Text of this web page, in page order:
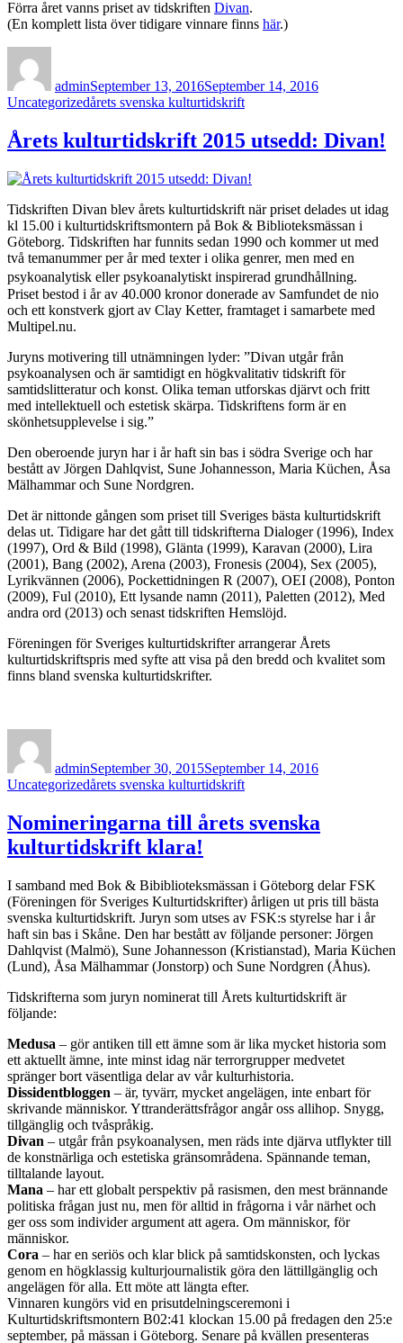
Förra året vanns priset av tidskriften Divan.
(En komplett lista över tidigare vinnare finns här.)
adminSeptember 13, 2016September 14, 2016
UncategorizedTags
årets svenska kulturtidskrift
Årets kulturtidskrift 2015 utsedd: Divan!
Tidskriften Divan blev årets kulturtidskrift när priset delades ut idag
kl 15.00 i kulturtidskriftsmontern på Bok & Biblioteksmässan i
Göteborg. Tidskriften har funnits sedan 1990 och kommer ut med
två temanummer per år med texter i olika genrer, men med en
psykoanalytisk eller psykoanalytiskt inspirerad grundhållning.
Priset bestod i år av 40.000 kronor donerade av Samfundet de nio
och ett konstverk gjort av Clay Ketter, framtaget i samarbete med
Multipel.nu.
Juryns motivering till utnämningen lyder: ”Divan utgår från
psykoanalysen och är samtidigt en högkvalitativ tidskrift för
samtidslitteratur och konst. Olika teman utforskas djärvt och fritt
med intellektuell och estetisk skärpa. Tidskriftens form är en
skönhetsupplevelse i sig.”
Den oberoende juryn har i år haft sin bas i södra Sverige och har
bestått av Jörgen Dahlqvist, Sune Johannesson, Maria Küchen, Åsa
Mälhammar och Sune Nordgren.
Det är nittonde gången som priset till Sveriges bästa kulturtidskrift
delas ut. Tidigare har det gått till tidskrifterna Dialoger (1996), Index
(1997), Ord & Bild (1998), Glänta (1999), Karavan (2000), Lira
(2001), Bang (2002), Arena (2003), Fronesis (2004), Sex (2005),
Lyrikvännen (2006), Pockettidningen R (2007), OEI (2008), Ponton
(2009), Ful (2010), Ett lysande namn (2011), Paletten (2012), Med
andra ord (2013) och senast tidskriften Hemslöjd.
Föreningen för Sveriges kulturtidskrifter arrangerar Årets
kulturtidskriftspris med syfte att visa på den bredd och kvalitet som
finns bland svenska kulturtidskrifter.
adminSeptember 30, 2015September 14, 2016
UncategorizedTags
årets svenska kulturtidskrift
Nomineringarna till årets svenska
kulturtidskrift klara!
I samband med Bok & Bibiblioteksmässan i Göteborg delar FSK
(Föreningen för Sveriges Kulturtidskrifter) årligen ut pris till bästa
svenska kulturtidskrift. Juryn som utses av FSK:s styrelse har i år
haft sin bas i Skåne. Den har bestått av följande personer: Jörgen
Dahlqvist (Malmö), Sune Johannesson (Kristianstad), Maria Küchen
(Lund), Åsa Mälhammar (Jonstorp) och Sune Nordgren (Åhus).
Tidskrifterna som juryn nominerat till Årets kulturtidskrift är
följande:
Medusa – gör antiken till ett ämne som är lika mycket historia som
ett aktuellt ämne, inte minst idag när terrorgrupper medvetet
spränger bort väsentliga delar av vår kulturhistoria.
Dissidentbloggen – är, tyvärr, mycket angelägen, inte enbart för
skrivande människor. Yttranderättsfrågor angår oss allihop. Snygg,
tillgänglig och tvåspråkig.
Divan – utgår från psykoanalysen, men räds inte djärva utflykter till
de konstnärliga och estetiska gränsområdena. Spännande teman,
tilltalande layout.
Mana – har ett globalt perspektiv på rasismen, den mest brännande
politiska frågan just nu, men för alltid in frågorna i vår närhet och
ger oss som individer argument att agera. Om människor, för
människor.
Cora – har en seriös och klar blick på samtidskonsten, och lyckas
genom en högklassig kulturjournalistik göra den lättillgänglig och
angelägen för alla. Ett möte att längta efter.
Vinnaren kungörs vid en prisutdelningsceremoni i
Kulturtidskriftsmontern B02:41 klockan 15.00 på fredagen den 25:e
september, på mässan i Göteborg. Senare på kvällen presenteras